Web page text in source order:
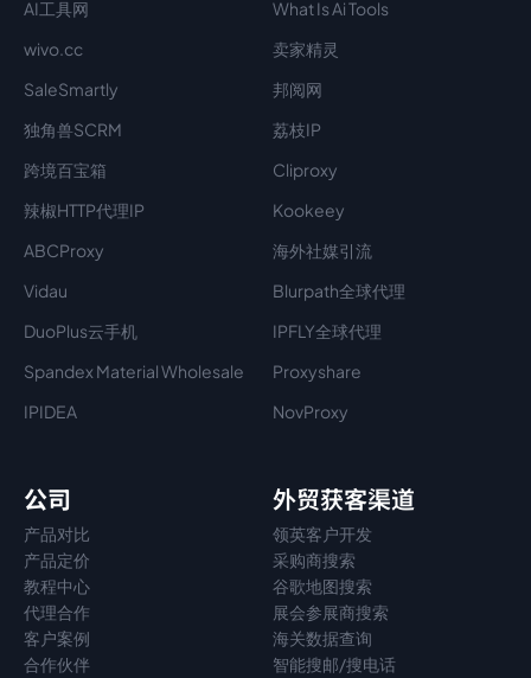
AI工具网
What Is Ai Tools
wivo.cc
卖家精灵
SaleSmartly
邦阅网
独角兽SCRM
荔枝IP
跨境百宝箱
Cliproxy
辣椒HTTP代理IP
Kookeey
ABCProxy
海外社媒引流
Vidau
Blurpath全球代理
DuoPlus云手机
IPFLY全球代理
Spandex Material Wholesale​
Proxyshare
IPIDEA
NovProxy
公司
产品对比
产品定价
教程中心
代理合作
客户案例
合作伙伴
外贸获客渠道
领英客户开发
采购商搜索
谷歌地图搜索
展会参展商搜索
海关数据查询
智能搜邮/搜电话